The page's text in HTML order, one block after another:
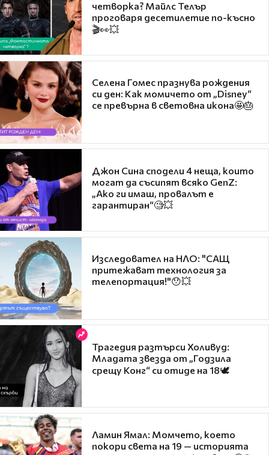
четворка? Майлс Телър
проговаря десетилетие по-късно
🎬👀💥
Селена Гомес празнува рождения
си ден: Как момичето от „Disney“
се превърна в световна икона🤩🎂
Джон Сина сподели 4 неща, които
могат да съсипят всяко GenZ:
„Ако ги имаш, провалът е
гарантиран“🧐💥
Изследовател на НЛО: "САЩ
притежават технология за
телепортация!"😯💥
Трагедия разтърси Холивуд:
Младата звезда от „Годзила
срещу Конг“ си отиде на 18🕊️
Ламин Ямал: Момчето, което
покори света на 19 — историята